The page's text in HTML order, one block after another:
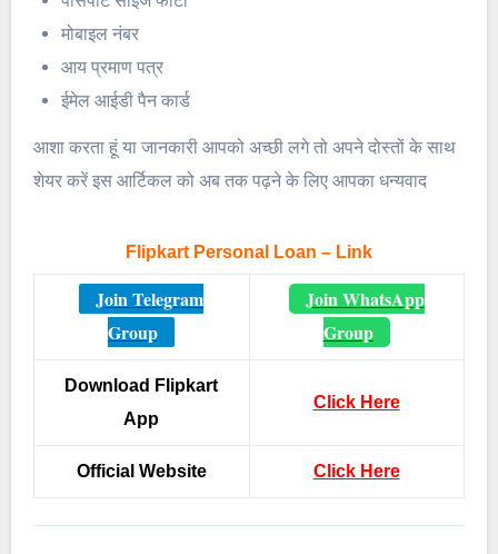
मोबाइल नंबर
आय प्रमाण पत्र
ईमेल आईडी पैन कार्ड
आशा करता हूं या जानकारी आपको अच्छी लगे तो अपने दोस्तों के साथ
शेयर करें इस आर्टिकल को अब तक पढ़ने के लिए आपका धन्यवाद
Flipkart Personal Loan – Link
Join Telegram
Group
Join WhatsApp
Group
Download Flipkart
App
Click Here
Official Website Click Here